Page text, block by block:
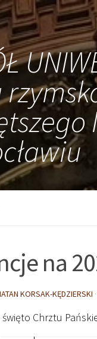
na
KORSAK-KĘDZIERSKI ·
Chrztu